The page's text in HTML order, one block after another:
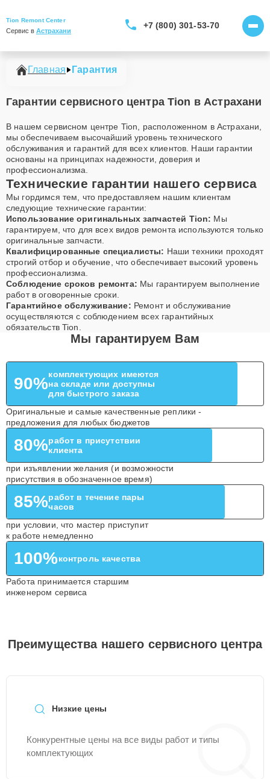
Tion Remont Center
Сервис в Астрахани
+7 (800) 301-53-70
Главная Гарантия
Гарантии сервисного центра Tion в Астрахани
В нашем сервисном центре Tion, расположенном в Астрахани,
мы обеспечиваем высочайший уровень технического
обслуживания и гарантий для всех клиентов. Наши гарантии
основаны на принципах надежности, доверия и
профессионализма.
Технические гарантии нашего сервиса
Мы гордимся тем, что предоставляем нашим клиентам
следующие технические гарантии:
Использование оригинальных запчастей Tion: Мы
гарантируем, что для всех видов ремонта используются только
оригинальные запчасти.
Квалифицированные специалисты: Наши техники проходят
строгий отбор и обучение, что обеспечивает высокий уровень
профессионализма.
Соблюдение сроков ремонта: Мы гарантируем выполнение
работ в оговоренные сроки.
Гарантийное обслуживание: Ремонт и обслуживание
осуществляются с соблюдением всех гарантийных
обязательств Tion.
Мы гарантируем Вам
90%комплектующих имеются
на складе или доступны
для быстрого заказа
Оригинальные и самые качественные реплики -
предложения для любых бюджетов
80%работ в присутствии
клиента
при изъявлении желания (и возможности
присутствия в обозначенное время)
85%работ в течение пары
часов
при условии, что мастер приступит
к работе немедленно
100%контроль качества
Работа принимается старшим
инженером сервиса
Преимущества нашего сервисного центра
Низкие цены
Конкурентные цены на все виды работ и типы
комплектующих